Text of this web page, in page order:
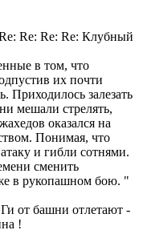
Re: Re: Re: Клубный
в том, что
их почти
залезать
мешали стрелять,
оказался на
Понимая, что
и гибли сотнями.
сменить
в рукопашном бою. "
от башни отлетают -
!